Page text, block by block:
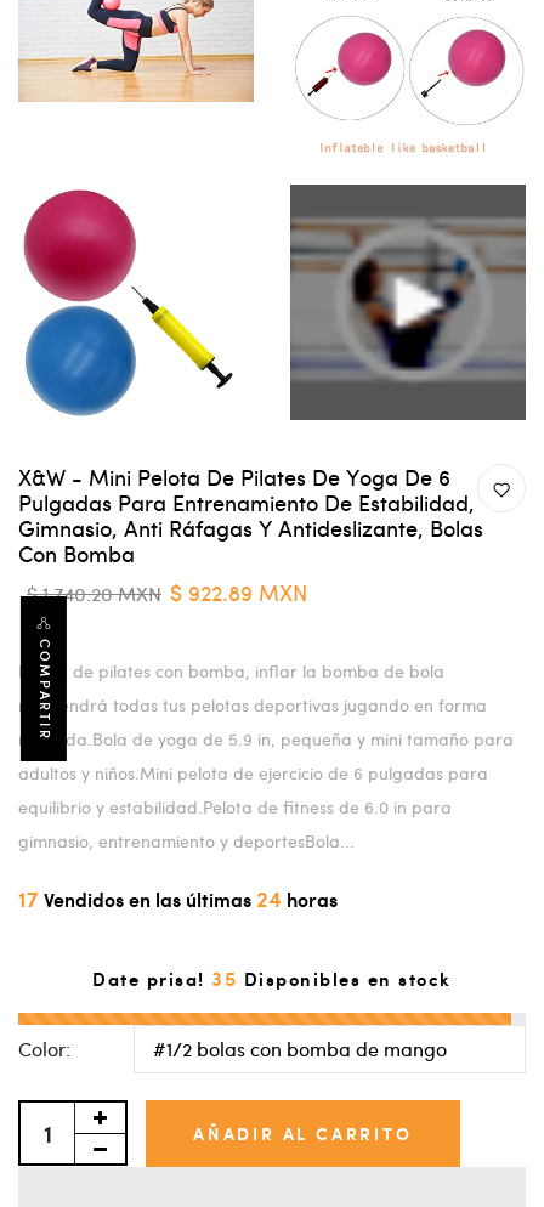
COMPARTIR
X&W - Mini Pelota De Pilates De Yoga De 6
Pulgadas Para Entrenamiento De Estabilidad,
Gimnasio, Anti Ráfagas Y Antideslizante, Bolas
Con Bomba
$ 1,740.20 MXN $ 922.89 MXN
Pelota de pilates con bomba, inflar la bomba de bola
mantendrá todas tus pelotas deportivas jugando en forma
redonda.Bola de yoga de 5.9 in, pequeña y mini tamaño para
adultos y niños.Mini pelota de ejercicio de 6 pulgadas para
equilibrio y estabilidad.Pelota de fitness de 6.0 in para
gimnasio, entrenamiento y deportesBola...
17Vendidos en las últimas 24 horas
Date prisa!35 Disponibles en stock
Color:
AÑADIR AL CARRITO